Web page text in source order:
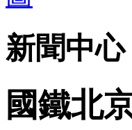
新聞中心
國鐵北